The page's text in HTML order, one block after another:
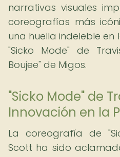
narrativas visuales
coreografías más
una huella indeleble en
"Sicko Mode" de
Boujee" de Migos.
"Sicko Mode" de
Innovación en la
La coreografía de
Scott ha sido